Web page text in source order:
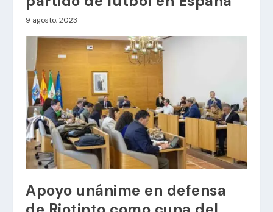
9 agosto, 2023
Apoyo unánime en defensa